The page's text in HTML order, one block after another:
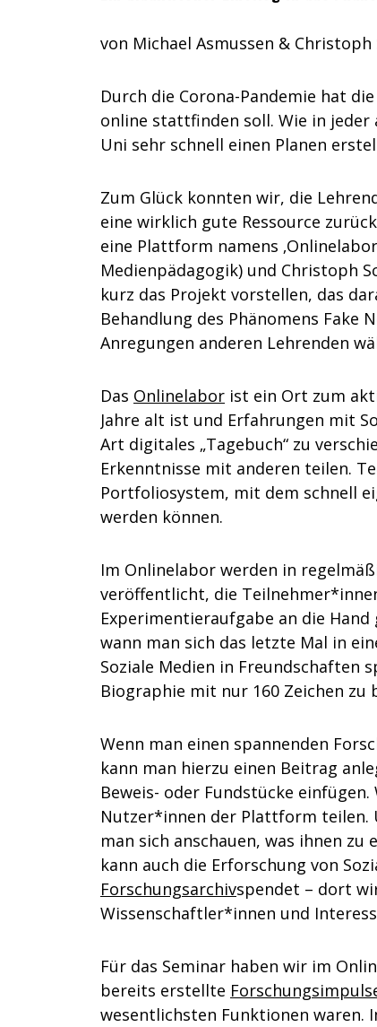
von Michael Asmussen & Christoph
Durch die Corona-Pandemie hat
online stattfinden soll. Wie in
Uni sehr schnell einen Planen
Zum Glück konnten wir, die
eine wirklich gute Ressource
eine Plattform namens
Medienpädagogik) und Christoph
kurz das Projekt vorstellen, das
Behandlung des Phänomens Fake
Anregungen anderen Lehrenden
Das Onlinelabor ist ein Ort zum
Jahre alt ist und Erfahrungen mit
Art digitales „Tagebuch“ zu
Erkenntnisse mit anderen teilen.
Portfoliosystem, mit dem schnell
werden können.
Im Onlinelabor werden in
veröffentlicht, die
Experimentieraufgabe an die
wann man sich das letzte Mal in
Soziale Medien in Freundschaften
Biographie mit nur 160 Zeichen zu
Wenn man einen spannenden
kann man hierzu einen Beitrag
Beweis- oder Fundstücke
Nutzer*innen der Plattform teilen.
man sich anschauen, was ihnen
kann auch die Erforschung von
Forschungsarchivspendet – dort
Wissenschaftler*innen und
Für das Seminar haben wir im
bereits erstellte
wesentlichsten Funktionen waren.